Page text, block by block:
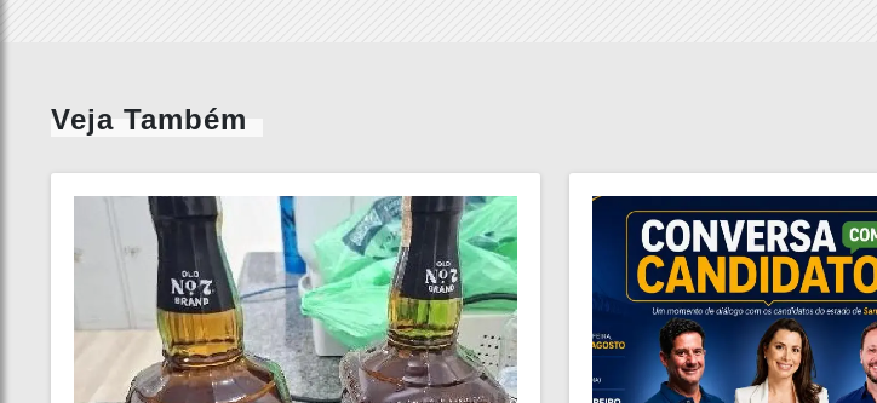
Veja Também